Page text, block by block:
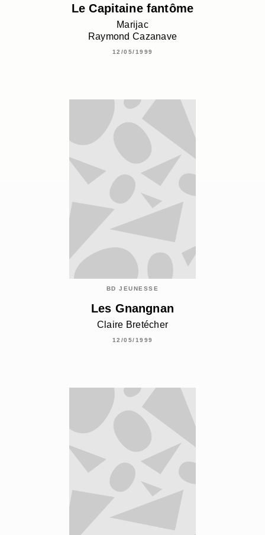
Le Capitaine fantôme
Marijac
Raymond Cazanave
12/05/1999
BD JEUNESSE
Les Gnangnan
Claire Bretécher
12/05/1999